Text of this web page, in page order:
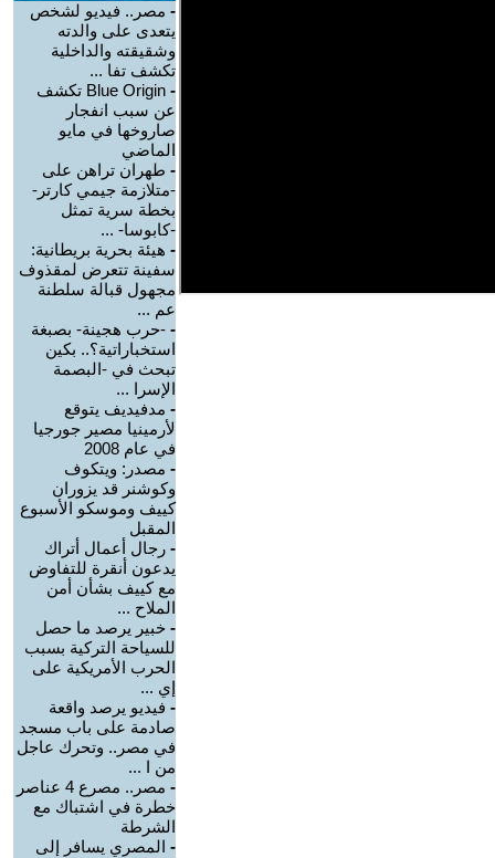
- مصر.. فيديو لشخص
يتعدى على والدته
وشقيقته والداخلية
تكشف تفا ...
-
Blue Origin تكشف
عن سبب انفجار
صاروخها في مايو
الماضي
- طهران تراهن على
-متلازمة جيمي كارتر-
بخطة سرية تمثل
-كابوسا- ...
- هيئة بحرية بريطانية:
سفينة تتعرض لمقذوف
مجهول قبالة سلطنة
عم ...
- -حرب هجينة- بصبغة
استخباراتية؟.. بكين
تبحث في -البصمة
الإسرا ...
- مدفيديف يتوقع
لأرمينيا مصير جورجيا
في عام 2008
- مصدر: ويتكوف
وكوشنر قد يزوران
كييف وموسكو الأسبوع
المقبل
- رجال أعمال أتراك
يدعون أنقرة للتفاوض
مع كييف بشأن أمن
الملاح ...
- خبير يرصد ما حصل
للسياحة التركية بسبب
الحرب الأمريكية على
إي ...
- فيديو يرصد واقعة
صادمة على باب مسجد
في مصر.. وتحرك عاجل
من ا ...
-
مصر.. مصرع 4 عناصر
خطرة في اشتباك مع
الشرطة
- المصري يسافر إلى